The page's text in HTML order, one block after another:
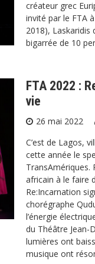
créateur grec
invité par le FTA
2018), Laskaridis
bigarrée de 10
FTA 2022 :
vie
26 mai 2022
C’est de Lagos,
cette année le
africain à le faire
Re:Incarnation
chorégraphe
l’énergie
du Théâtre Jean-
lumières ont
musique ont